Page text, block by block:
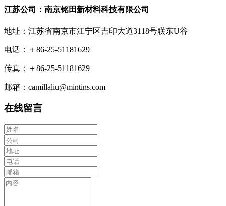
江苏公司：南京铭田新材料科技有限公司
地址：江苏省南京市江宁区吉印大道3118号联东U谷
电话：＋86-25-51181629
传真：＋86-25-51181629
邮箱：camillaliu@mintins.com
在线留言